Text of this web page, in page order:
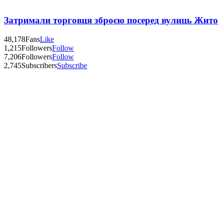
Затримали торговця зброєю посеред вулиць
48,178FansLike
1,215FollowersFollow
7,206FollowersFollow
2,745SubscribersSubscribe